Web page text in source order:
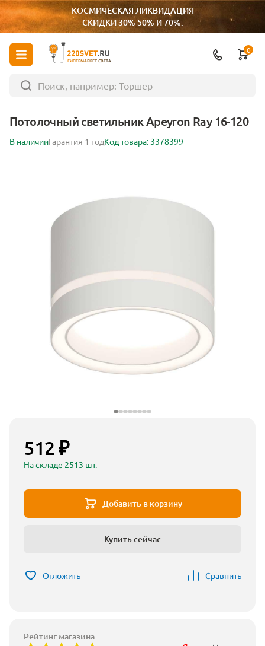
КОСМИЧЕСКАЯ ЛИКВИДАЦИЯ
СКИДКИ 30% 50% И 70%.
ГИПЕРМАРКЕТ СВЕТА
0
Потолочный светильник Apeyron Ray 16-120
В наличииГарантия 1 годКод товара: 3378399
512 ₽
На складе 2513 шт.
Добавить в корзину
Купить сейчас
Отложить Сравнить
Рейтинг магазина